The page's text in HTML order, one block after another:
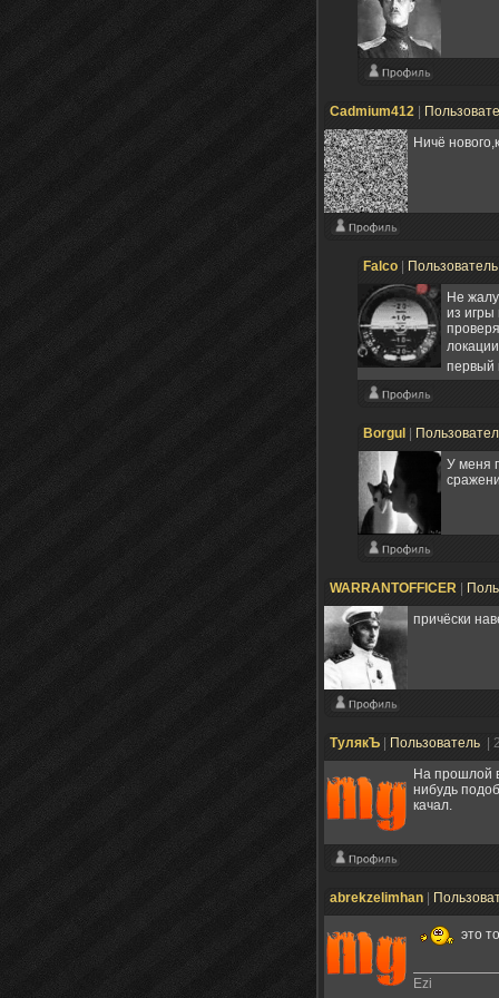
Cadmium412
Ничё
Falco
Не
из игры
первый
Borgul
У меня
WARRANTOFFICER
причёски
ТулякЪ Пользователь
|
На прошлой
нибудь
качал.
abrekzelimhan
это
Ezi